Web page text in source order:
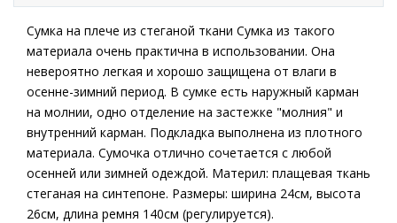
Сумка на плече из стеганой ткани Сумка из такого
материала очень практична в использовании. Она
невероятно легкая и хорошо защищена от влаги в
осенне-зимний период. В сумке есть наружный карман
на молнии, одно отделение на застежке "молния" и
внутренний карман. Подкладка выполнена из плотного
материала. Сумочка отлично сочетается с любой
осенней или зимней одеждой. Материл: плащевая ткань
стеганая на синтепоне. Размеры: ширина 24см, высота
26см, длина ремня 140см (регулируется).